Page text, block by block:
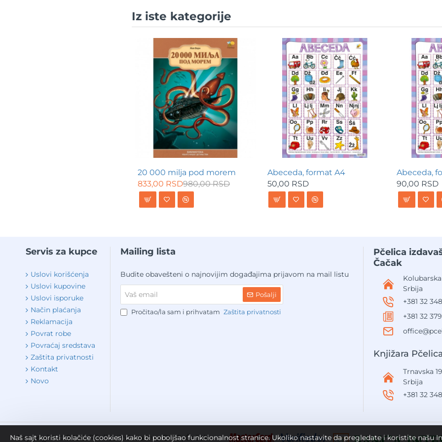
Naš sajt koristi kolačiće (cookies) kako bi poboljšao funkcionalnost stranice. Ukoliko nastavite da pregledate i koristite našu
za
zvezdama
Iz iste kategorije
20 000 milja pod morem
833,00 RSD980,00 RSD
Abeceda, format A4
50,00 RSD
Abeceda,
90,00 RSD
Servis za kupce
Uslovi korišćenja
Uslovi kupovine
Uslovi isporuke
Način plaćanja
Reklamacija
Povrat robe
Povraćaj sredstava
Zaštita privatnosti
Kontakt
Novo
Mailing lista
Budite obavešteni o najnovijim događajima prijavom na mail listu
email
Pošalji
Pročitao/la sam i prihvatam Zaštita privatnosti
Pčelica
Čačak
Srbija
+381 32
+381 32
Knjižara
Trnavska
Srbija
+381 32
Copyright © 2026. Pčelica Izdavaštvo DOO, Čačak